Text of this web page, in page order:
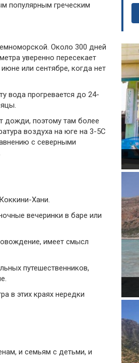
популярным греческим
Около 300 дней
уверенно пересекает
или сентябре, когда нет
вода прогревается до 24-
дожди, поэтому там более
воздуха на юге на 3-5С
с северными
Хани.
вечеринки в баре или
имеет смысл
путешественников,
в этих краях нередки
и семьям с детьми, и